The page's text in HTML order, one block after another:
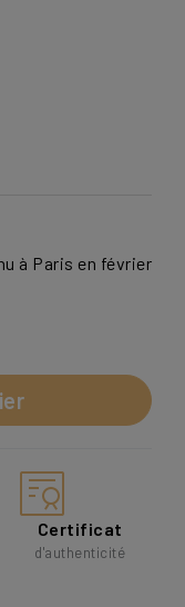
à Paris en février
Certificat
d'authenticité